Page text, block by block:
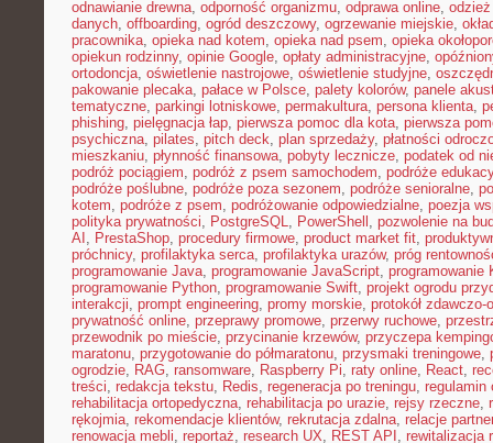
odnawianie drewna, odporność organizmu, odprawa online,
danych, offboarding, ogród deszczowy, ogrzewanie miejskie,
pracownika, opieka nad kotem, opieka nad psem, opieka
opiekun rodzinny, opinie Google, opłaty administracyjne,
ortodoncja, oświetlenie nastrojowe, oświetlenie studyjne,
pakowanie plecaka, pałace w Polsce, palety kolorów, panele
tematyczne, parkingi lotniskowe, permakultura, persona klienta,
phishing, pielęgnacja łap, pierwsza pomoc dla kota, pierwsza
psychiczna, pilates, pitch deck, plan sprzedaży, płatności
mieszkaniu, płynność finansowa, pobyty lecznicze, podatek od
podróż pociągiem, podróż z psem samochodem, podróże
podróże poślubne, podróże poza sezonem, podróże senioralne,
kotem, podróże z psem, podróżowanie odpowiedzialne, poezja
polityka prywatności, PostgreSQL, PowerShell , pozwolenie na
AI , PrestaShop, procedury firmowe, product market fit,
próchnicy, profilaktyka serca, profilaktyka urazów, próg
programowanie Java, programowanie JavaScript, programowanie
programowanie Python, programowanie Swift, projekt ogrodu
interakcji, prompt engineering, promy morskie, protokół zdawczo-
prywatność online, przeprawy promowe, przerwy ruchowe,
przewodnik po mieście, przycinanie krzewów, przyczepa
maratonu, przygotowanie do półmaratonu, przysmaki treningowe,
ogrodzie, RAG, ransomware, Raspberry Pi, raty online, React,
treści, redakcja tekstu, Redis, regeneracja po treningu, regulamin
rehabilitacja ortopedyczna, rehabilitacja po urazie, rejsy rzeczne,
rękojmia, rekomendacje klientów, rekrutacja zdalna, relacje
renowacja mebli, reportaż, research UX, REST API , rewitalizacja